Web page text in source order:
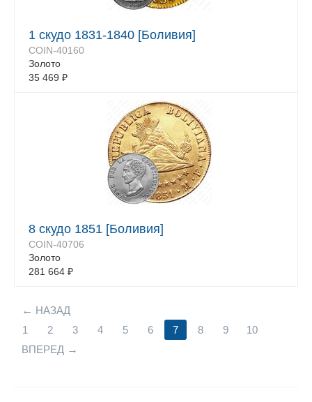
1 скудо 1831-1840 [Боливия]
COIN-40160
Золото
35 469 ₽
8 скудо 1851 [Боливия]
COIN-40706
Золото
281 664 ₽
НАЗАД
1
2 3 4 5 6 7 8 9
10
ВПЕРЕД